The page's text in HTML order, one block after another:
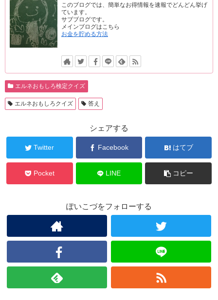
このブログでは、簡単なお得情報を速報でどんどん挙げ
ています。
サブブログです。
メインブログはこちら
お金を貯める方法
エルネおもしろ検定クイズ
エルネおもしろクイズ 答え
シェアする
Twitter Facebook はてブ
Pocket LINE コピー
ぽいこづをフォローする